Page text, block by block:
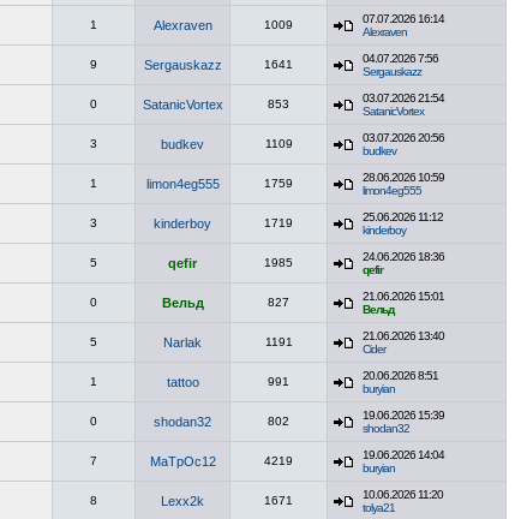
1 Alexraven 1009
07.07.2026 16:14
Alexraven
9 Sergauskazz 1641
04.07.2026 7:56
Sergauskazz
0 SatanicVortex 853
03.07.2026 21:54
SatanicVortex
3 budkev 1109
03.07.2026 20:56
budkev
1 limon4eg555 1759
28.06.2026 10:59
limon4eg555
3 kinderboy 1719
25.06.2026 11:12
kinderboy
5 qefir 1985
24.06.2026 18:36
qefir
0 Вельд 827
21.06.2026 15:01
Вельд
5 Narlak 1191
21.06.2026 13:40
Cider
1 tattoo 991
20.06.2026 8:51
buryian
0 shodan32 802
19.06.2026 15:39
shodan32
7 MaTpOc12 4219
19.06.2026 14:04
buryian
8 Lexx2k 1671
10.06.2026 11:20
tolya21